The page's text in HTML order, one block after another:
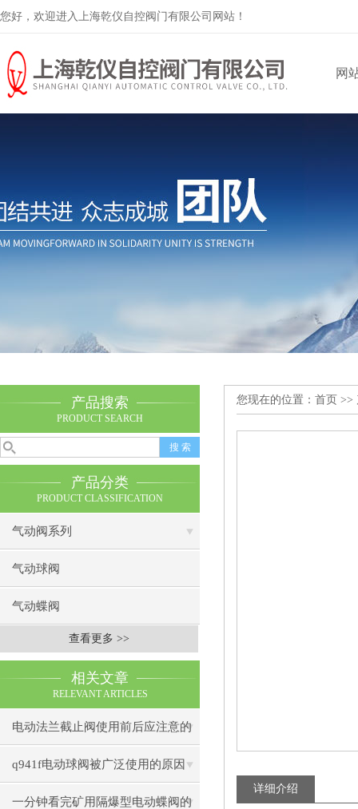
您好，欢迎进入上海乾仪自控阀门有限公司网站！
网
产品搜索
PRODUCT SEARCH
产品分类
PRODUCT CLASSIFICATION
气动阀系列
气动球阀
气动蝶阀
查看更多 >>
相关文章
RELEVANT ARTICLES
电动法兰截止阀使用前后应注意的
事
q941f电动球阀被广泛使用的原因
一分钟看完矿用隔爆型电动蝶阀的
您现在的位置： 首页 >>
详细介绍